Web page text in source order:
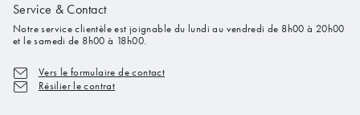
Service & Contact
Notre service clientèle est joignable du lundi au vendredi de 8h00 à 20h00
et le samedi de 8h00 à 18h00.
Vers le formulaire de contact
Résilier le contrat